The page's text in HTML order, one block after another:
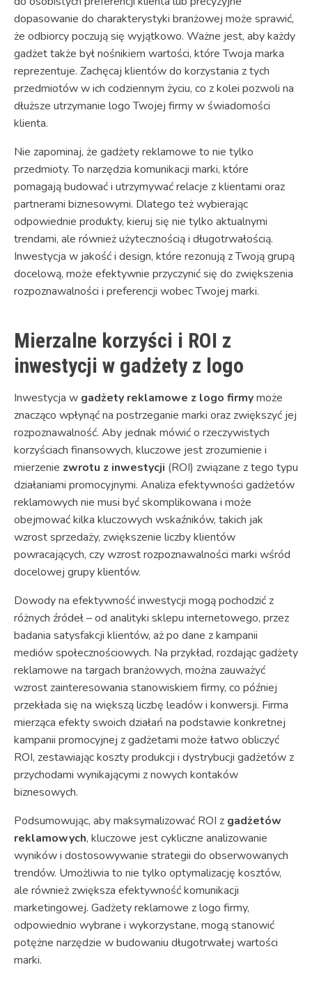
dopasowanie do charakterystyki branżowej może sprawić,
że odbiorcy poczują się wyjątkowo. Ważne jest, aby każdy
gadżet także był nośnikiem wartości, które Twoja marka
reprezentuje. Zachęcaj klientów do korzystania z tych
przedmiotów w ich codziennym życiu, co z kolei pozwoli na
dłuższe utrzymanie logo Twojej firmy w świadomości
klienta.
Nie zapominaj, że gadżety reklamowe to nie tylko
przedmioty. To narzędzia komunikacji marki, które
pomagają budować i utrzymywać relacje z klientami oraz
partnerami biznesowymi. Dlatego też wybierając
odpowiednie produkty, kieruj się nie tylko aktualnymi
trendami, ale również użytecznością i długotrwałością.
Inwestycja w jakość i design, które rezonują z Twoją grupą
docelową, może efektywnie przyczynić się do zwiększenia
rozpoznawalności i preferencji wobec Twojej marki.
Mierzalne korzyści i ROI z
inwestycji w gadżety z logo
Inwestycja w gadżety reklamowe z logo firmymoże
znacząco wpłynąć na postrzeganie marki oraz zwiększyć jej
rozpoznawalność. Aby jednak mówić o rzeczywistych
korzyściach finansowych, kluczowe jest zrozumienie i
mierzenie zwrotu z inwestycji (ROI) związane z tego typu
działaniami promocyjnymi. Analiza efektywności gadżetów
reklamowych nie musi być skomplikowana i może
obejmować kilka kluczowych wskaźników, takich jak
wzrost sprzedaży, zwiększenie liczby klientów
powracających, czy wzrost rozpoznawalności marki wśród
docelowej grupy klientów.
Dowody na efektywność inwestycji mogą pochodzić z
różnych źródeł – od analityki sklepu internetowego, przez
badania satysfakcji klientów, aż po dane z kampanii
mediów społecznościowych. Na przykład, rozdając gadżety
reklamowe na targach branżowych, można zauważyć
wzrost zainteresowania stanowiskiem firmy, co później
przekłada się na większą liczbę leadów i konwersji. Firma
mierząca efekty swoich działań na podstawie konkretnej
kampanii promocyjnej z gadżetami może łatwo obliczyć
ROI, zestawiając koszty produkcji i dystrybucji gadżetów z
przychodami wynikającymi z nowych kontaków
biznesowych.
Podsumowując, aby maksymalizować ROI z gadżetów
reklamowych, kluczowe jest cykliczne analizowanie
wyników i dostosowywanie strategii do obserwowanych
trendów. Umożliwia to nie tylko optymalizację kosztów,
ale również zwiększa efektywność komunikacji
marketingowej. Gadżety reklamowe z logo firmy,
odpowiednio wybrane i wykorzystane, mogą stanowić
potężne narzędzie w budowaniu długotrwałej wartości
marki.